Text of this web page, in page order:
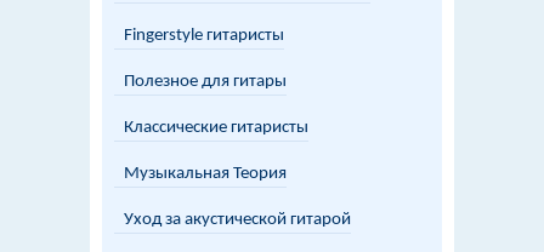
Fingerstyle гитаристы
Полезное для гитары
Классические гитаристы
Музыкальная Теория
Уход за акустической гитарой